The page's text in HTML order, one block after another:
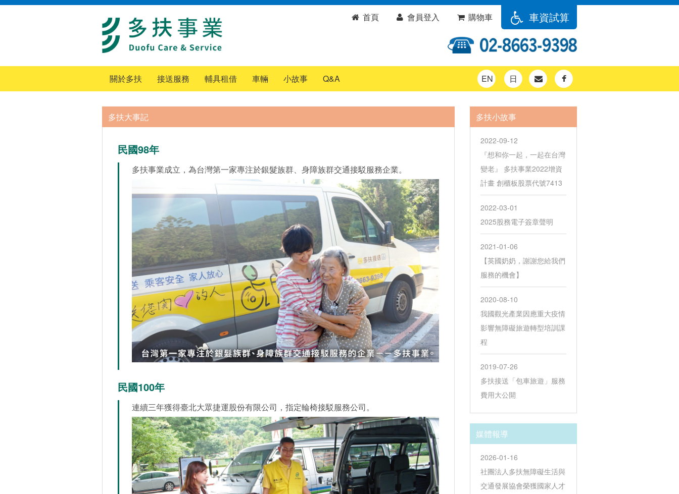
首頁 會員登入 購物車 車資試算
關於多扶 接送服務 輔具租借 車輛 小故事 Q&A EN 日
多扶大事記
民國98年
多扶事業成立，為台灣第一家專注於銀髮族群、身障族群交通接駁服務企業。
民國100年
連續三年獲得臺北大眾捷運股份有限公司，指定輪椅接駁服務公司。
多扶小故事
2022-09-12
『想和你一起，一起在台灣
變老』 多扶事業2022增資
計畫 創櫃板股票代號7413
2022-03-01
2025股務電子簽章聲明
2021-01-06
【英國奶奶，謝謝您給我們
服務的機會】
2020-08-10
我國觀光產業因應重大疫情
影響無障礙旅遊轉型培訓課
程
2019-07-26
多扶接送「包車旅遊」服務
費用大公開
媒體報導
2026-01-16
社團法人多扶無障礙生活與
交通發展協會榮獲國家人才